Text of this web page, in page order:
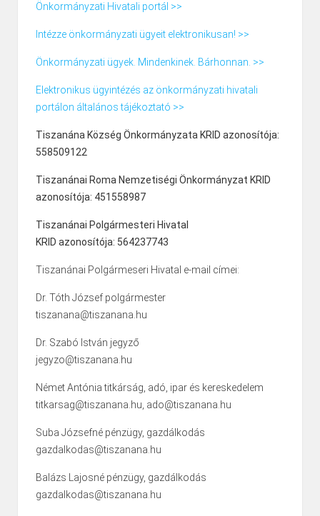
Önkormányzati Hivatali portál >>
Intézze önkormányzati ügyeit elektronikusan! >>
Önkormányzati ügyek. Mindenkinek. Bárhonnan. >>
Elektronikus ügyintézés az önkormányzati hivatali
portálon általános tájékoztató >>
Tiszanána Község Önkormányzata KRID azonosítója:
558509122
Tiszanánai Roma Nemzetiségi Önkormányzat KRID
azonosítója: 451558987
Tiszanánai Polgármesteri Hivatal
KRID azonosítója: 564237743
Tiszanánai Polgármeseri Hivatal e-mail címei:
Dr. Tóth József polgármester
tiszanana@tiszanana.hu
Dr. Szabó István jegyző
jegyzo@tiszanana.hu
Német Antónia titkárság, adó, ipar és kereskedelem
titkarsag@tiszanana.hu, ado@tiszanana.hu
Suba Józsefné pénzügy, gazdálkodás
gazdalkodas@tiszanana.hu
Balázs Lajosné pénzügy, gazdálkodás
gazdalkodas@tiszanana.hu